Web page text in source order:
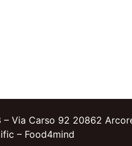
– Via Carso 92 20862
– Food4mind